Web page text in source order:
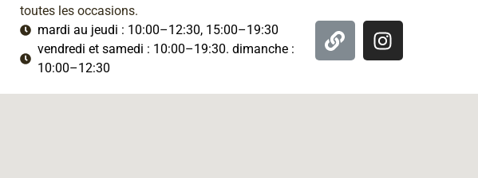
toutes les occasions.
mardi au jeudi : 10:00–12:30, 15:00–19:30
vendredi et samedi : 10:00–19:30. dimanche :
10:00–12:30